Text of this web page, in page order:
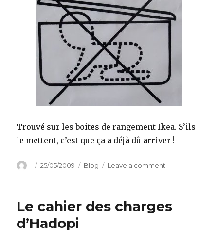
Trouvé sur les boites de rangement Ikea. S’ils
le mettent, c’est que ça a déjà dû arriver !
Author
Posted
25/05/2009 Categories
Blog Leave a comment
pour
Le cahier des charges
d’Hadopi